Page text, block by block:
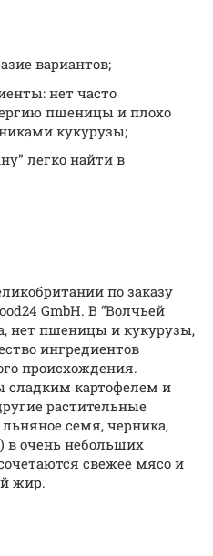
вариантов;
нет часто
пшеницы и плохо
кукурузы;
легко найти в
по заказу
GmbH. В “Волчьей
нет пшеницы и кукурузы,
ингредиентов
происхождения.
сладким картофелем и
растительные
семя, черника,
очень небольших
свежее мясо и
жир.